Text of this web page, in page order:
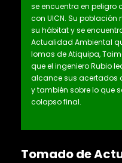
se encuentra en peligro
con UICN. Su población
su hábitat y se
Actualidad Ambiental
lomas de Atiquipa,
que el ingeniero Rubio
alcance sus acertados
y también sobre lo que
colapso final.
Tomado de